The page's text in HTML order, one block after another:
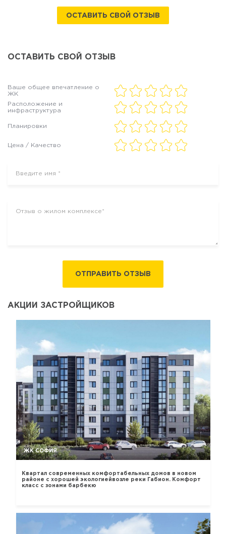
ОСТАВИТЬ СВОЙ ОТЗЫВ
ОСТАВИТЬ СВОЙ ОТЗЫВ
Ваше общее впечатление о
ЖК
Расположение и
инфраструктура
Планировки
Цена / Качество
ОТПРАВИТЬ ОТЗЫВ
АКЦИИ ЗАСТРОЙЩИКОВ
ЖК СОФИЯ
Квартал современных комфортабельных домов в новом
районе с хорошей экологиейвозле реки Габион. Комфорт
класс с зонами барбекю